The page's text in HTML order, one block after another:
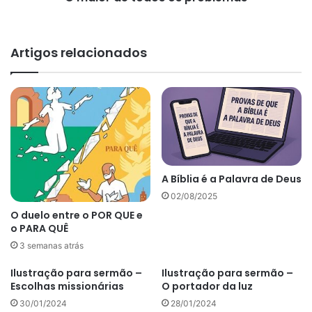
Artigos relacionados
O duelo entre o POR QUE e
o PARA QUÊ
3 semanas atrás
A Bíblia é a Palavra de Deus
02/08/2025
Ilustração para sermão –
Escolhas missionárias
30/01/2024
Ilustração para sermão –
O portador da luz
28/01/2024